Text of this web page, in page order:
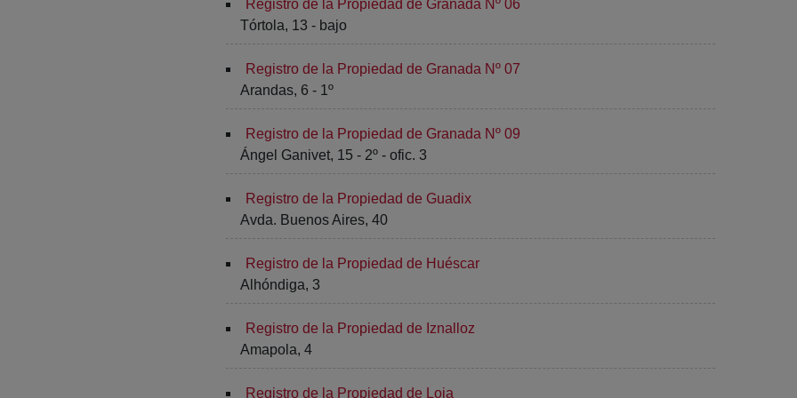
Registro de la Propiedad de Granada Nº 06
Tórtola, 13 - bajo
Registro de la Propiedad de Granada Nº 07
Arandas, 6 - 1º
Registro de la Propiedad de Granada Nº 09
Ángel Ganivet, 15 - 2º - ofic. 3
Registro de la Propiedad de Guadix
Avda. Buenos Aires, 40
Registro de la Propiedad de Huéscar
Alhóndiga, 3
Registro de la Propiedad de Iznalloz
Amapola, 4
Registro de la Propiedad de Loja